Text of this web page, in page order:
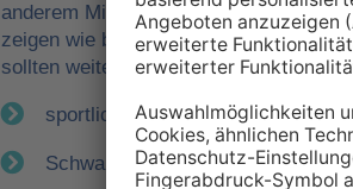
anderem Mineralwasser, gedeckt
zeigen wie bereits erwähnt lediglich
sollten weitere Faktoren miteinbezogen
sportliche Betätigung
Schwangerschaft